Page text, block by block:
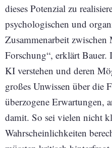
dieses Potenzial zu
psychologischen und
Zusammenarbeit
Forschung“, erklärt
KI verstehen und deren
großes Unwissen über die
überzogene Erwartungen,
damit. So sei vielen nicht
Wahrscheinlichkeiten